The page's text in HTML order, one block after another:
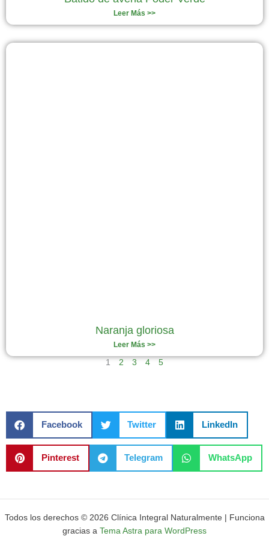
Leer Más >>
Naranja gloriosa
Leer Más >>
1 2 3 4 5
Facebook Twitter LinkedIn
Pinterest Telegram WhatsApp
Todos los derechos © 2026 Clínica Integral Naturalmente | Funciona
gracias a Tema Astra para WordPress